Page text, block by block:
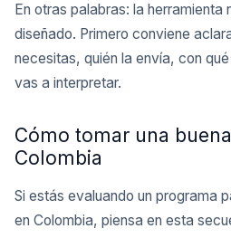
En otras palabras: la herramienta
diseñado. Primero conviene
necesitas, quién la envía, con
vas a interpretar.
Cómo tomar una
Colombia
Si estás evaluando un programa
en Colombia, piensa en esta